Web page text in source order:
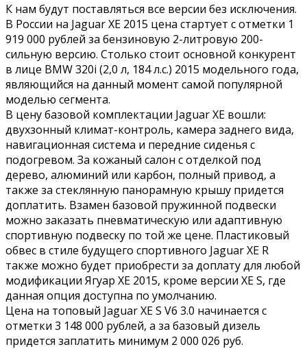
К нам будут поставляться все версии без исключения.
В России на Jaguar XE 2015 цена стартует с отметки 1
919 000 рублей за бензиновую 2-литровую 200-
сильную версию. Столько стоит основной конкурент
в лице BMW 320i (2,0 л, 184 л.с.) 2015 модельного года,
являющийся на данный момент самой популярной
моделью сегмента.
В цену базовой комплектации Jaguar XE вошли:
двухзонный климат-контроль, камера заднего вида,
навигационная система и передние сиденья с
подогревом. За кожаный салон с отделкой под
дерево, алюминий или карбон, полный привод, а
также за стеклянную панорамную крышу придется
доплатить. Взамен базовой пружинной подвески
можно заказать пневматическую или адаптивную
спортивную подвеску по той же цене. Пластиковый
обвес в стиле будущего спортивного Jaguar XE R
также можно будет приобрести за доплату для любой
модификации Ягуар ХЕ 2015, кроме версии XE S, где
данная опция доступна по умолчанию.
Цена на топовый Jaguar XE S V6 3.0 начинается с
отметки 3 148 000 рублей, а за базовый дизель
придется заплатить минимум 2 000 026 руб.